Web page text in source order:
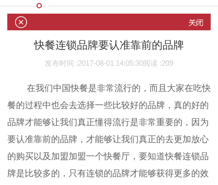
快餐连锁品牌要认准靠前的品牌
发布时间 :2017-08-01 14:05:30阅读 :209
在我们中国快餐是非常流行的，而且大家在吃快
餐的过程中也会去选择一些比较好的品牌，真的好的
品牌才能够让我们真正懂得流行是非常重要的，因为
要认准靠前的品牌，才能够让我们真正的去更加放心
的购买以及加盟加盟一个快餐厅，要知道快餐连锁品
牌是比较多的，只有连锁的品牌才能够获得更多的效